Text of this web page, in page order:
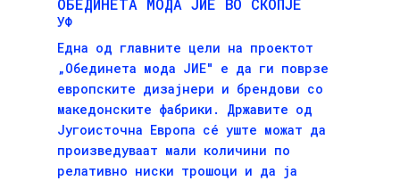
УФ
Една од главните цели на проектот
„Обединетa мoдa JИЕ" е да ги поврзе
европските дизајнери и брендови со
македонските фабрики. Државите од
Југоисточна Европа сé уште можат да
произведуваат мали количини по
релативно ниски трошоци и да ја